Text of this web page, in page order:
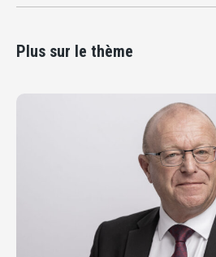
Plus sur le thème